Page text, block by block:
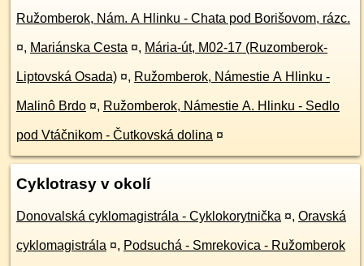
Ružomberok, Nám. A Hlinku - Chata pod Borišovom, rázc.
¤, Mariánska Cesta ¤, Mária-út, M02-17 (Ruzomberok-
Liptovská Osada) ¤, Ružomberok, Námestie A Hlinku -
Malinô Brdo ¤, Ružomberok, Námestie A. Hlinku - Sedlo
pod Vtáčnikom - Čutkovská dolina ¤
Cyklotrasy v okolí
Donovalská cyklomagistrála - Cyklokorytnička ¤, Oravská
cyklomagistrála ¤, Podsuchá - Smrekovica - Ružomberok